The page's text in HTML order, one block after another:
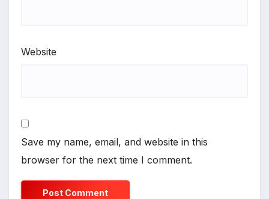
Website
Save my name, email, and website in this
browser for the next time I comment.